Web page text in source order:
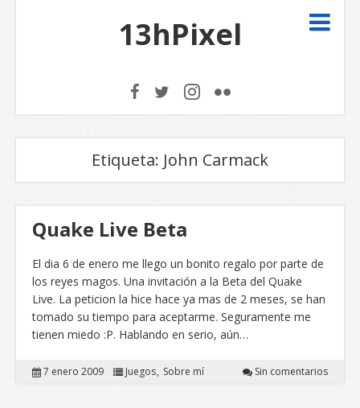
13hPixel
Etiqueta: John Carmack
Quake Live Beta
El dia 6 de enero me llego un bonito regalo por parte de
los reyes magos. Una invitación a la Beta del Quake
Live. La peticion la hice hace ya mas de 2 meses, se han
tomado su tiempo para aceptarme. Seguramente me
tienen miedo :P. Hablando en serio, aún…
7 enero 2009 Juegos Sobre mí Sin comentarios